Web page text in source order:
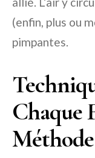
(enfin, plus ou
pimpantes.
Chaque
Méthode